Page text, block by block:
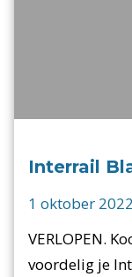
Interrail
1 oktober 2022
VERLOPEN.
voordelig je